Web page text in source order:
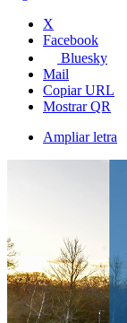
X
Facebook
Bluesky
Mail
Copiar URL
Mostrar QR
Ampliar letra